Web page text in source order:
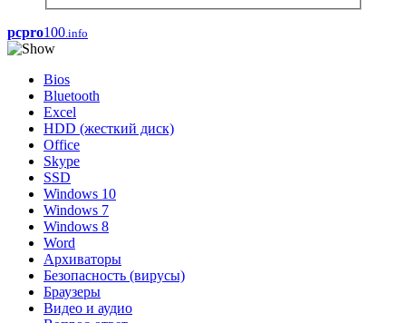
pcpro100.info
Bios
Bluetooth
Excel
HDD (жесткий диск)
Office
Skype
SSD
Windows 10
Windows 7
Windows 8
Word
Архиваторы
Безопасность (вирусы)
Браузеры
Видео и аудио